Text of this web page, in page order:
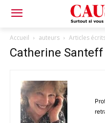
Accueil auteurs Articles
Catherine Santeff